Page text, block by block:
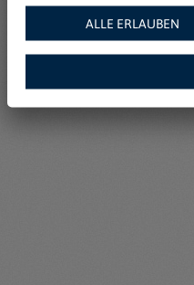
ALLE ERLAUBEN